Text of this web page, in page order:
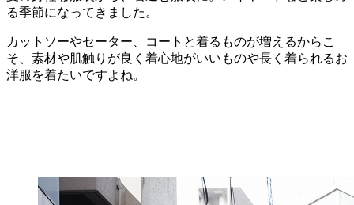
る季節になってきました。
カットソーやセーター、コートと着るものが増えるからこ
そ、素材や肌触りが良く着心地がいいものや長く着られるお
洋服を着たいですよね。